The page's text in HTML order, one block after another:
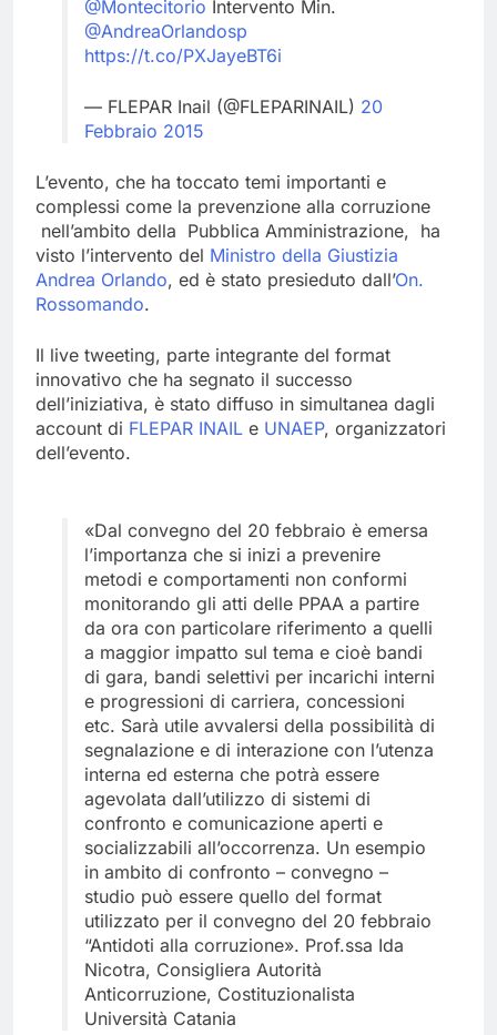
@Montecitorio Intervento Min.
@AndreaOrlandosp
https://t.co/PXJayeBT6i
— FLEPAR Inail (@FLEPARINAIL) 20
Febbraio 2015
L’evento, che ha toccato temi importanti e
complessi come la prevenzione alla corruzione
nell’ambito della Pubblica Amministrazione, ha
visto l’intervento del Ministro della Giustizia
Andrea Orlando, ed è stato presieduto dall’On.
Rossomando.
Il live tweeting, parte integrante del format
innovativo che ha segnato il successo
dell’iniziativa, è stato diffuso in simultanea dagli
account di FLEPAR INAIL e UNAEP, organizzatori
dell’evento.
«Dal convegno del 20 febbraio è emersa
l’importanza che si inizi a prevenire
metodi e comportamenti non conformi
monitorando gli atti delle PPAA a partire
da ora con particolare riferimento a quelli
a maggior impatto sul tema e cioè bandi
di gara, bandi selettivi per incarichi interni
e progressioni di carriera, concessioni
etc. Sarà utile avvalersi della possibilità di
segnalazione e di interazione con l’utenza
interna ed esterna che potrà essere
agevolata dall’utilizzo di sistemi di
confronto e comunicazione aperti e
socializzabili all’occorrenza. Un esempio
in ambito di confronto – convegno –
studio può essere quello del format
utilizzato per il convegno del 20 febbraio
“Antidoti alla corruzione». Prof.ssa Ida
Nicotra, Consigliera Autorità
Anticorruzione, Costituzionalista
Università Catania